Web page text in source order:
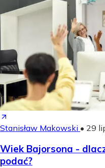
Stanisław Makowski • 29
Wiek Bajorsona -
podać?